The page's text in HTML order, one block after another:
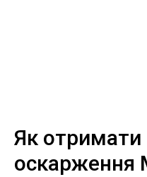
Як отримати
оскарження